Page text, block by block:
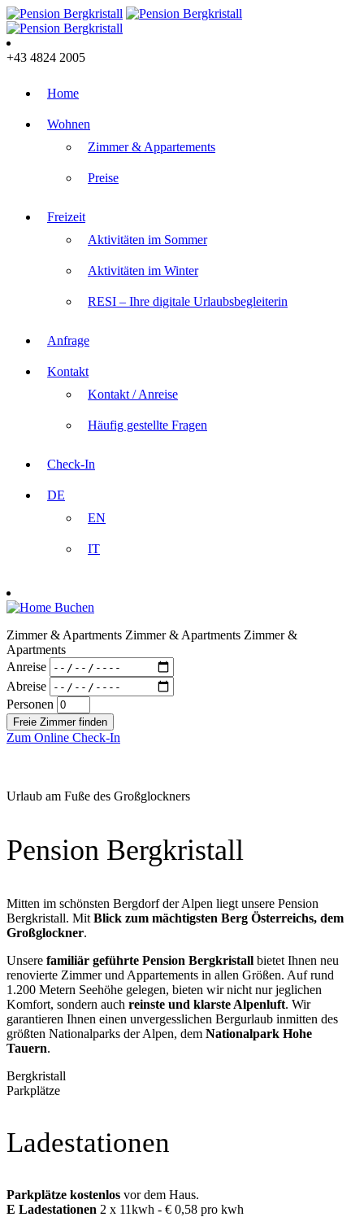
+43 4824 2005
Home
Wohnen
Zimmer & Appartements
Preise
Freizeit
Aktivitäten im Sommer
Aktivitäten im Winter
RESI – Ihre digitale Urlaubsbegleiterin
Anfrage
Kontakt
Kontakt / Anreise
Häufig gestellte Fragen
Check-In
DE
EN
IT
Buchen
Zimmer & Apartments Zimmer & Apartments Zimmer &
Apartments
Anreise
Abreise
Personen
Zum Online Check-In
Urlaub am Fuße des Großglockners
Pension Bergkristall
Mitten im schönsten Bergdorf der Alpen liegt unsere Pension
Bergkristall. Mit Blick zum mächtigsten Berg Österreichs, dem
Großglockner.
Unsere familiär geführte Pension Bergkristall bietet Ihnen neu
renovierte Zimmer und Appartements in allen Größen. Auf rund
1.200 Metern Seehöhe gelegen, bieten wir nicht nur jeglichen
Komfort, sondern auch reinste und klarste Alpenluft. Wir
garantieren Ihnen einen unvergesslichen Bergurlaub inmitten des
größten Nationalparks der Alpen, dem Nationalpark Hohe
Tauern.
Bergkristall
Parkplätze
Ladestationen
Parkplätze kostenlos vor dem Haus.
E Ladestationen 2 x 11kwh - € 0,58 pro kwh